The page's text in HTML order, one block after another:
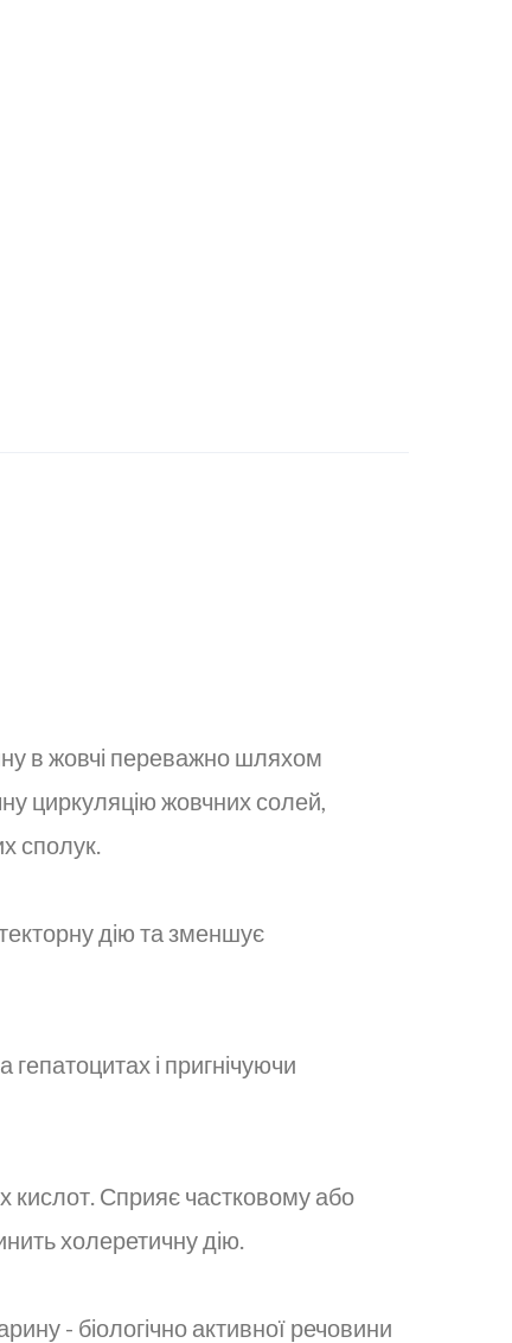
в жовчі переважно шляхом
циркуляцію жовчних солей,
сполук.
дію та зменшує
і пригнічуючи
кислот. Сприяє частковому або
холеретичну дію.
- біологічно активної речовини